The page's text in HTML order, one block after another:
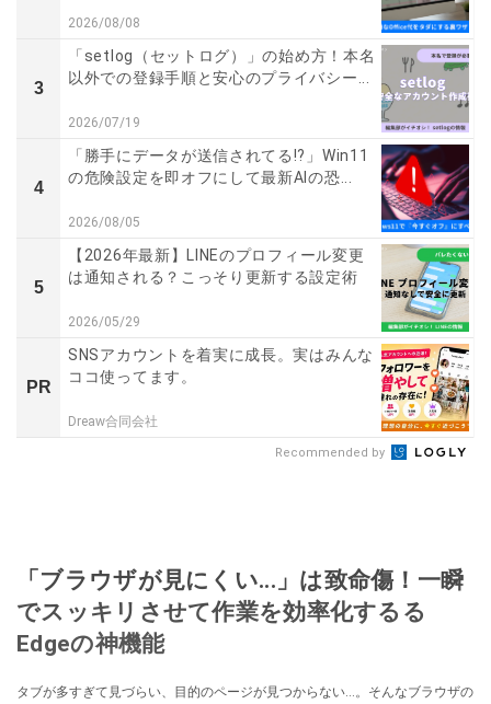
2026/08/08
3
「setlog（セットログ）」の始め方！本名
以外での登録手順と安心のプライバシー...
2026/07/19
4
「勝手にデータが送信されてる!?」Win11
の危険設定を即オフにして最新AIの恐...
2026/08/05
5
【2026年最新】LINEのプロフィール変更
は通知される？こっそり更新する設定術
2026/05/29
PR
SNSアカウントを着実に成長。実はみんな
ココ使ってます。
Dreaw合同会社
Recommended by
「ブラウザが見にくい...」は致命傷！一瞬
でスッキリさせて作業を効率化するる
Edgeの神機能
タブが多すぎて見づらい、目的のページが見つからない…。そんなブラウザの